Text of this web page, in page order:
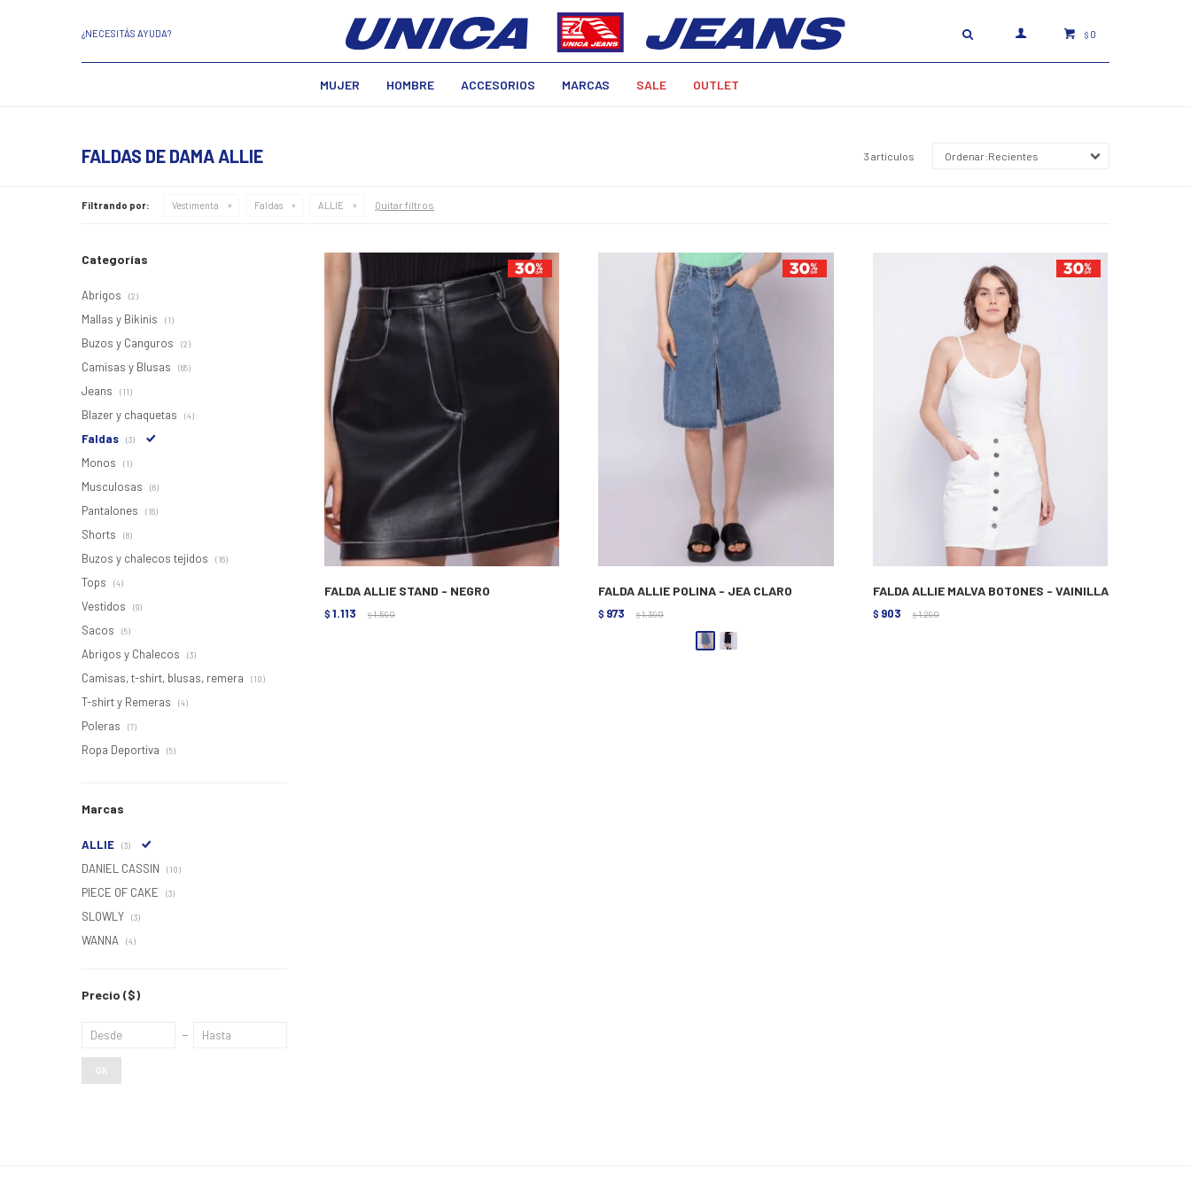
MUJER HOMBRE ACCESORIOS MARCAS SALE OUTLET
$ 0
¿NECESITÁS AYUDA?
FALDAS DE DAMA ALLIE 3 artículos Recientes
Filtrando por: Vestimenta Faldas ALLIE Quitar filtros
FALDA ALLIE STAND - NEGRO
$ 1.113 $ 1.590
FALDA ALLIE POLINA - JEA CLARO
$ 973 $ 1.390
FALDA ALLIE MALVA BOTONES - VAINILLA
$ 903 $ 1.290
Categorías
Abrigos (2)
Mallas y Bikinis (1)
Buzos y Canguros (2)
Camisas y Blusas (65)
Jeans (11)
Blazer y chaquetas (4)
Faldas (3)
Monos (1)
Musculosas (6)
Pantalones (16)
Shorts (8)
Buzos y chalecos tejidos (16)
Tops (4)
Vestidos (9)
Sacos (5)
Abrigos y Chalecos (3)
Camisas, t-shirt, blusas, remera (10)
T-shirt y Remeras (4)
Poleras (7)
Ropa Deportiva (5)
Marcas
ALLIE (3)
DANIEL CASSIN (10)
PIECE OF CAKE (3)
SLOWLY (3)
WANNA (4)
Precio ($)
OK